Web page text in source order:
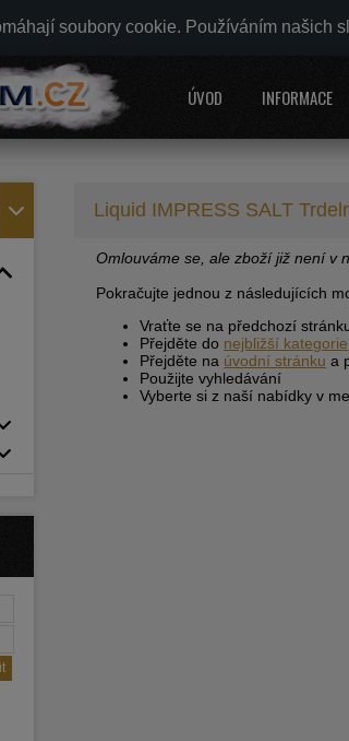
soubory cookie. Používáním
ÚVOD INFORMACE
Liquid IMPRESS SALT
Omlouváme se, ale zboží již není v
Pokračujte jednou z následujících
Vraťte se na předchozí
Přejděte do nejbližší kategorie
Přejděte na úvodní stránku a
Použijte vyhledávání
Vyberte si z naší nabídky v